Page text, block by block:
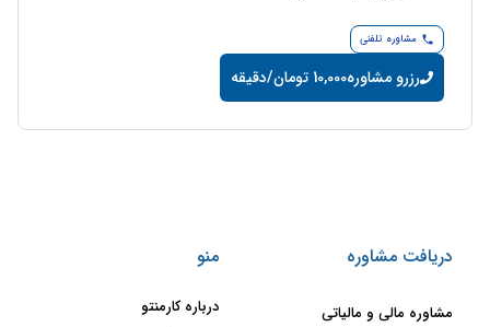
مشاوره تلفنی
رزرو مشاوره10,000 تومان/دقیقه
دریافت مشاوره
مشاوره مالی و مالیاتی
منو
درباره کارمنتو